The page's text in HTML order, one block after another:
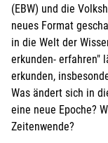
(EBW) und die
neues Format
in die Welt der
erkunden- erfahren"
erkunden,
Was ändert sich in
eine neue Epoche?
Zeitenwende?